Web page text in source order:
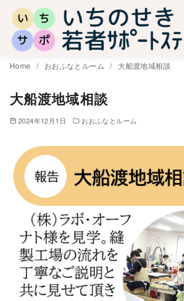
Home おおふなとルーム 大船渡地域相談
大船渡地域相談
2024年12月1日 おおふなとルーム